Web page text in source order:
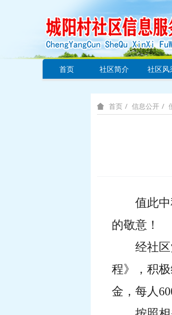
首页 社区简介 社区风
首页 信息公开
值此
的敬意！
经社
程》，积
金，每人